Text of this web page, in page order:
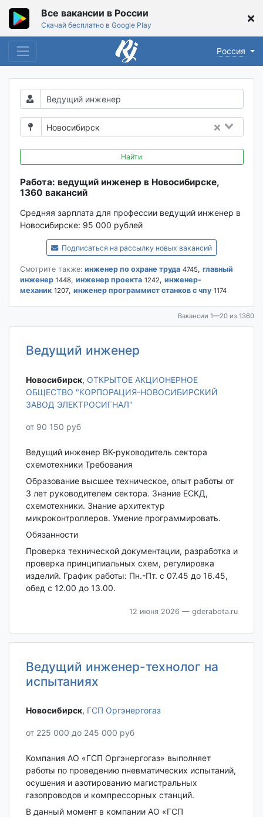
Все вакансии в России
Скачай бесплатно в Google Play
Россия
Новосибирск
Найти
Работа: ведущий инженер в Новосибирске,
1360 вакансий
Средняя зарплата для профессии ведущий инженер в
Новосибирске: 95 000 рублей
Подписаться на рассылку новых вакансий
Смотрите также: инженер по охране труда 4745, главный
инженер 1448, инженер проекта 1242, инженер-
механик 1207, инженер программист станков с чпу 1174
Вакансии 1—20 из 1360
Ведущий инженер
Новосибирск‎, ОТКРЫТОЕ АКЦИОНЕРНОЕ
ОБЩЕСТВО "КОРПОРАЦИЯ-НОВОСИБИРСКИЙ
ЗАВОД ЭЛЕКТРОСИГНАЛ"
от 90 150 руб
Ведущий инженер ВК-руководитель сектора
схемотехники Требования
Образование высшее техническое, опыт работы от
3 лет руководителем сектора. Знание ЕСКД,
схемотехники. Знание архитектур
микроконтроллеров. Умение программировать.
Обязанности
Проверка технической документации, разработка и
проверка принципиальных схем, регулировка
изделий. График работы: Пн.-Пт. с 07.45 до 16.45,
обед с 12.00 до 13.00.
12 июня 2026 — gderabota.ru
Ведущий инженер-технолог на
испытаниях
Новосибирск‎, ГСП Оргэнергогаз
от 225 000 до 245 000 руб
Компания АО «ГСП Оргэнергогаз» выполняет
работы по проведению пневматических испытаний,
осушения и азотированию магистральных
газопроводов и компрессорных станций.
В данный момент в компании АО «ГСП